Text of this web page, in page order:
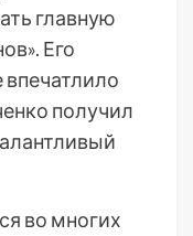
главную
Его
получил
во многих